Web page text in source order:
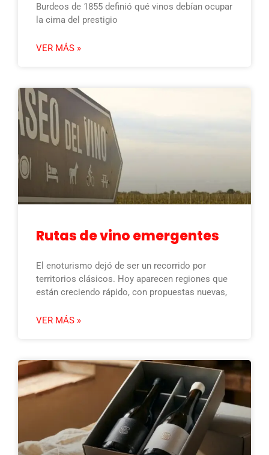
Burdeos de 1855 definió qué vinos debían ocupar
la cima del prestigio
VER MÁS »
Rutas de vino emergentes
El enoturismo dejó de ser un recorrido por
territorios clásicos. Hoy aparecen regiones que
están creciendo rápido, con propuestas nuevas,
VER MÁS »